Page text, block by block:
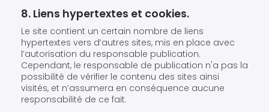
8. Liens hypertextes et cookies.
Le site contient un certain nombre de liens
hypertextes vers d’autres sites, mis en place avec
l’autorisation du responsable publication.
Cependant, le responsable de publication n'a pas la
possibilité de vérifier le contenu des sites ainsi
visités, et n’assumera en conséquence aucune
responsabilité de ce fait.